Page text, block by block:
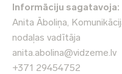
Informāciju sagatavoja:
Anita Āboliņa,
nodaļas vadītāja
anita.abolina@vidzeme.lv
+371 29454752